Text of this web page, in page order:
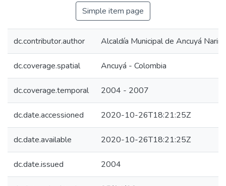
Simple item page
dc.contributor.author Alcaldía Municipal de Ancuyá Nariño
dc.coverage.spatial Ancuyá - Colombia
dc.coverage.temporal 2004 - 2007
dc.date.accessioned 2020-10-26T18:21:25Z
dc.date.available 2020-10-26T18:21:25Z
dc.date.issued 2004